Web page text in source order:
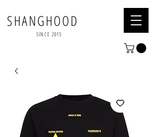
SHANGHOOD
SINCE 2015